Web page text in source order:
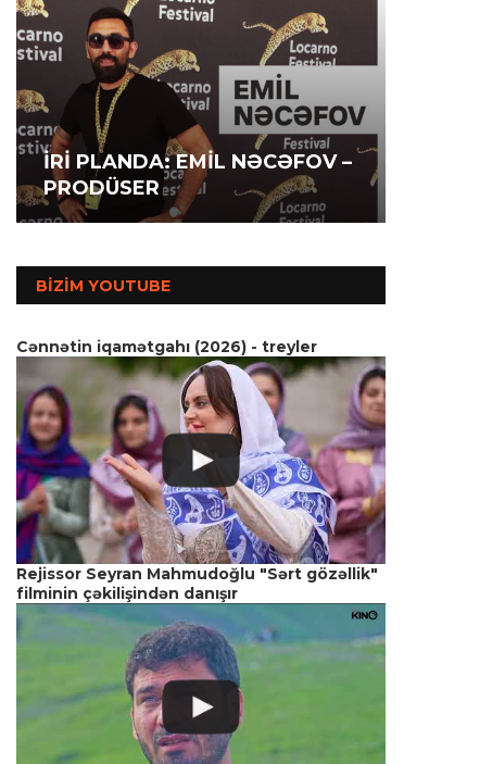
İRİ PLANDA: İLAHƏ
HƏSƏNOVA – AKTRİSA
BIZIM YOUTUBE
Cənnətin iqamətgahı (2026) - treyler
Rejissor Seyran Mahmudoğlu "Sərt gözəllik"
filminin çəkilişindən danışır